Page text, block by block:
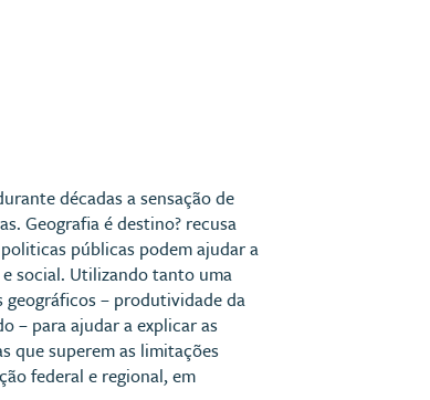
décadas a sensação de
Geografia é destino? recusa
públicas podem ajudar a
social. Utilizando tanto uma
– produtividade da
– para ajudar a explicar as
que superem as limitações
federal e regional, em